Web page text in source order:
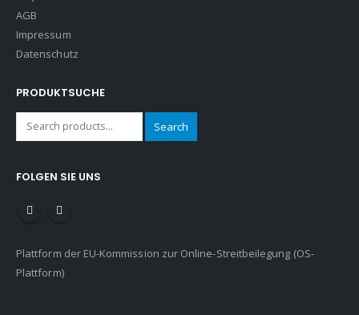
AGB
Impressum
Datenschutz
PRODUKTSUCHE
Search
FOLGEN SIE UNS
Plattform der EU-Kommission zur Online-Streitbeilegung (OS-
Plattform)